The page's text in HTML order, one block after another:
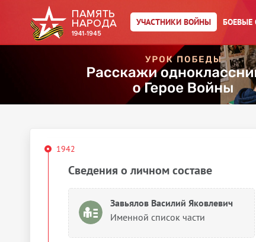
УЧАСТНИКИ ВОЙНЫ БОЕВЫЕ
Год рождения:__.__.1914
Действия
Скачать документы
Упоминается в 4 документах:
Выберите документ ниже
1942
Сведения о личном составе
Завьялов Василий Яковлевич
Именной список части